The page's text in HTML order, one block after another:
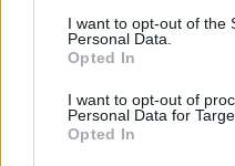
consent section.
I want to opt-out of the
Personal Data.
Opted In
I want to opt-out of
Personal Data for
Opted In
Az őszi - vagy akár a
számára igazi